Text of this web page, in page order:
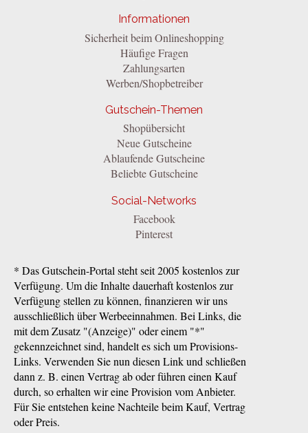
Informationen
Sicherheit beim Onlineshopping
Häufige Fragen
Zahlungsarten
Werben/Shopbetreiber
Gutschein-Themen
Shopübersicht
Neue Gutscheine
Ablaufende Gutscheine
Beliebte Gutscheine
Social-Networks
Facebook
Pinterest
* Das Gutschein-Portal steht seit 2005 kostenlos zur
Verfügung. Um die Inhalte dauerhaft kostenlos zur
Verfügung stellen zu können, finanzieren wir uns
ausschließlich über Werbeeinnahmen. Bei Links, die
mit dem Zusatz "(Anzeige)" oder einem "*"
gekennzeichnet sind, handelt es sich um Provisions-
Links. Verwenden Sie nun diesen Link und schließen
dann z. B. einen Vertrag ab oder führen einen Kauf
durch, so erhalten wir eine Provision vom Anbieter.
Für Sie entstehen keine Nachteile beim Kauf, Vertrag
oder Preis.